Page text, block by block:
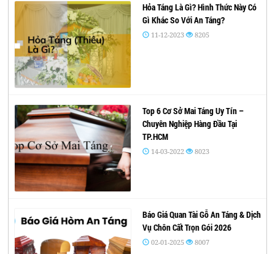
Hỏa Táng Là Gì? Hình Thức Này Có
Gì Khác So Với An Táng?
11-12-2023 8205
Top 6 Cơ Sở Mai Táng Uy Tín –
Chuyên Nghiệp Hàng Đầu Tại
TP.HCM
14-03-2022 8023
Báo Giá Quan Tài Gỗ An Táng & Dịch
Vụ Chôn Cất Trọn Gói 2026
02-01-2025 8007